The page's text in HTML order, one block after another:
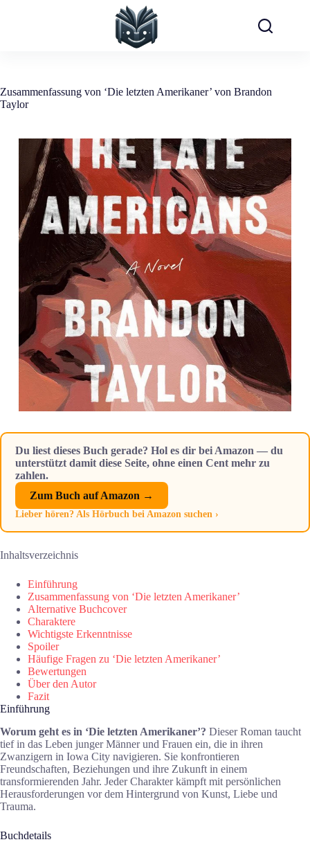
Zusammenfassung von ‘Die letzten Amerikaner’ von Brandon
Taylor
Du liest dieses Buch gerade? Hol es dir bei Amazon — du
unterstützt damit diese Seite, ohne einen Cent mehr zu
zahlen.
Zum Buch auf Amazon →
Lieber hören? Als Hörbuch bei Amazon suchen ›
Inhaltsverzeichnis
Einführung
Zusammenfassung von ‘Die letzten Amerikaner’
Alternative Buchcover
Charaktere
Wichtigste Erkenntnisse
Spoiler
Häufige Fragen zu ‘Die letzten Amerikaner’
Bewertungen
Über den Autor
Fazit
Einführung
Worum geht es in ‘Die letzten Amerikaner’? Dieser Roman taucht
tief in das Leben junger Männer und Frauen ein, die in ihren
Zwanzigern in Iowa City navigieren. Sie konfrontieren
Freundschaften, Beziehungen und ihre Zukunft in einem
transformierenden Jahr. Jeder Charakter kämpft mit persönlichen
Herausforderungen vor dem Hintergrund von Kunst, Liebe und
Trauma.
Buchdetails